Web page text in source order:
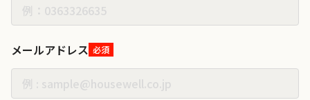
メールアドレス 必須